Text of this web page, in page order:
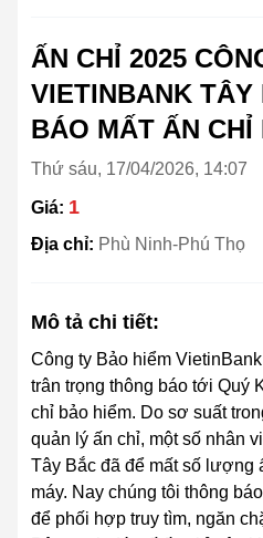
ẤN CHỈ 2025
VIETINBANK TÂY
BÁO MẤT ẤN CHỈ
Thứ sáu, 17/04/2026, 14:07
Giá: 1
Địa chỉ: Phù Ninh-Phú Thọ
Mô tả chi tiết:
Công ty Bảo hiểm
trân trọng thông báo tới Quý
chỉ bảo hiểm. Do sơ suất
quản lý ấn chỉ, một số nhân
Tây Bắc đã để mất số lượng
máy. Nay chúng tôi thông
để phối hợp truy tìm, ngăn